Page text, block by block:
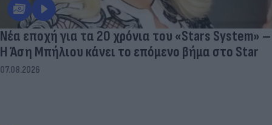
Νέα εποχή για τα 20 χρόνια του «Stars System» –
Η Άση Μπήλιου κάνει το επόμενο βήμα στο Star
07.08.2026